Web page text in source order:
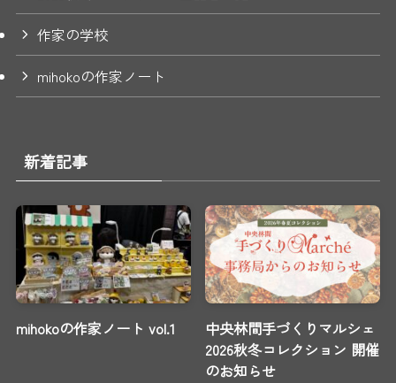
作家の学校
mihokoの作家ノート
新着記事
mihokoの作家ノート vol.1
中央林間手づくりマルシェ
2026秋冬コレクション 開催
のお知らせ